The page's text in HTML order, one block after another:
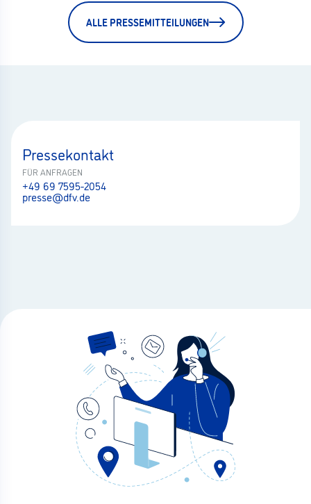
ALLE PRESSEMITTEILUNGEN
Pressekontakt
FÜR ANFRAGEN
+49 69 7595-2054
presse@dfv.de